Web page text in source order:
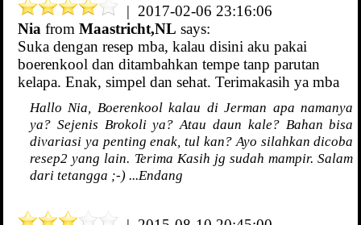
| 2017-02-06 23:16:06
Nia from Maastricht,NL says:
Suka dengan resep mba, kalau disini aku pakai
boerenkool dan ditambahkan tempe tanp parutan
kelapa. Enak, simpel dan sehat. Terimakasih ya mba
Hallo Nia, Boerenkool kalau di Jerman apa namanya
ya? Sejenis Brokoli ya? Atau daun kale? Bahan bisa
divariasi ya penting enak, tul kan? Ayo silahkan dicoba
resep2 yang lain. Terima Kasih jg sudah mampir. Salam
dari tetangga ;-) ...Endang